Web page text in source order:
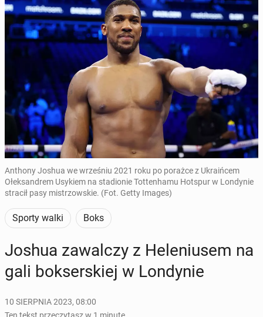
Anthony Joshua we wrześniu 2021 roku po porażce z Ukraińcem
Ołeksandrem Usykiem na stadionie Tottenhamu Hotspur w Londynie
stracił pasy mistrzowskie. (Fot. Getty Images)
Sporty walki Boks
Joshua za­wal­czy z He­le­niu­sem na
gali bok­ser­skiej w Lon­dy­nie
10 SIERPNIA 2023, 08:00